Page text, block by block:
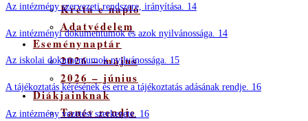
Kréta e napló
Adatvédelem
Eseménynaptár
2026 – május
2026 – június
Diákjainknak
Tanév rendje
Az intézmény szervezeti rendszere, irányítása. 14
Az intézményi dokumentumok és azok nyilvánossága. 14
Az iskolai dokumentumok nyilvánossága. 15
A tájékoztatás kérésének és erre a tájékoztatás adásának rendje. 16
Az intézmény vezetési szerkezete. 16